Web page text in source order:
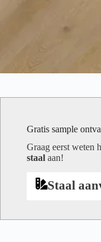
Gratis sample
Graag eerst weten
staal aan!
Staal